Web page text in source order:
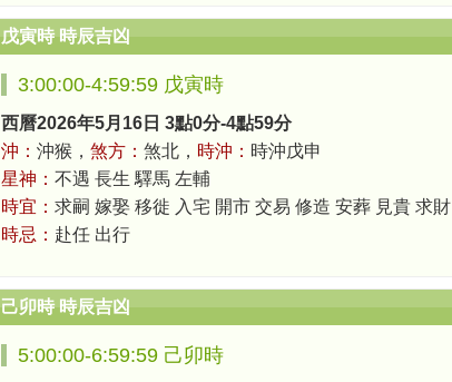
戊寅時 時辰吉凶
3:00:00-4:59:59 戊寅時
西曆2026年5月16日 3點0分-4點59分
沖： 沖猴， 煞方： 煞北， 時沖： 時沖戊申
星神： 不遇 長生 驛馬 左輔
時宜： 求嗣 嫁娶 移徙 入宅 開市 交易 修造 安葬 見貴 求財
時忌： 赴任 出行
己卯時 時辰吉凶
5:00:00-6:59:59 己卯時